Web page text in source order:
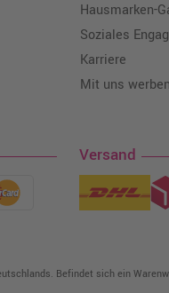
Hausmarken-
Soziales
Karriere
Mit uns
Versand
Befindet sich ein